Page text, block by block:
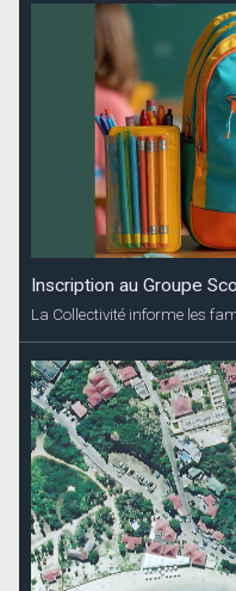
Inscription au Groupe
La Collectivité informe les